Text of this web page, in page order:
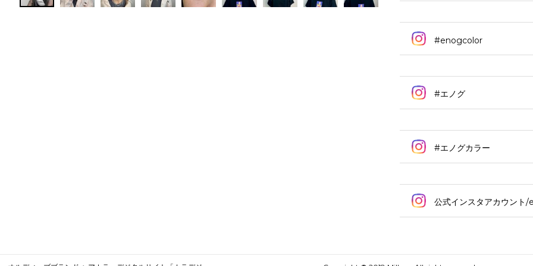
#enogcolor
#エノグ
#エノグカラー
公式インスタアカウント/